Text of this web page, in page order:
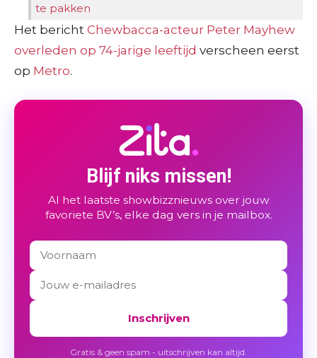
te pakken
Het bericht Chewbacca-acteur Peter Mayhew
overleden op 74-jarige leeftijd verscheen eerst
op Metro.
Blijf niks missen!
Al het laatste showbizznieuws over jouw
favoriete BV’s, elke dag vers in je mailbox.
Inschrijven
Gratis & geen spam - uitschrijven kan altijd.